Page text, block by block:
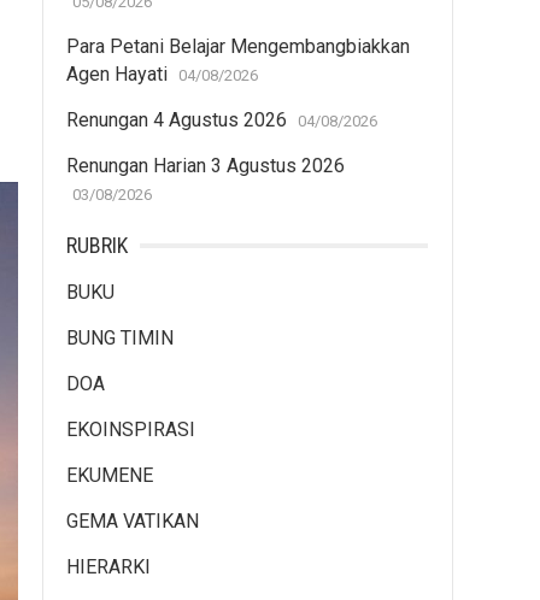
Para Petani Belajar Mengembangbiakkan
Agen Hayati
04/08/2026
Renungan 4 Agustus 2026 04/08/2026
Renungan Harian 3 Agustus 2026
03/08/2026
RUBRIK
BUKU
BUNG TIMIN
DOA
EKOINSPIRASI
EKUMENE
GEMA VATIKAN
HIERARKI